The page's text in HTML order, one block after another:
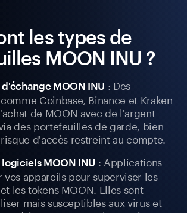
les types de
MOON INU ?
MOON INU : Des
Coinbase, Binance et Kraken
de MOON avec de l'argent
des portefeuilles de garde, bien
d'accès restreint au compte.
MOON INU : Applications
vos appareils pour superviser les
les tokens MOON. Elles sont
mais susceptibles aux virus et